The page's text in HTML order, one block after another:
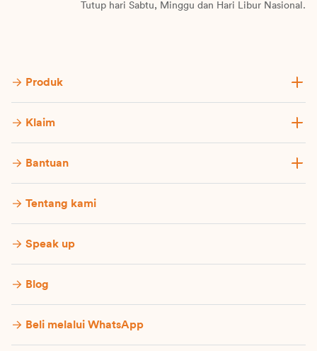
Tutup hari Sabtu, Minggu dan Hari Libur Nasional.
Produk
Klaim
Bantuan
Tentang kami
Speak up
Blog
Beli melalui WhatsApp